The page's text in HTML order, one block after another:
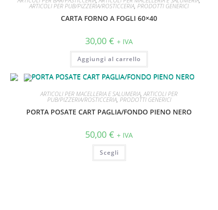
ARTICOLI PER PUB/PIZZERIA/ROSTICCERIA, PRODOTTI GENERICI
CARTA FORNO A FOGLI 60×40
30,00 € + IVA
Aggiungi al carrello
ARTICOLI PER MACELLERIA E SALUMERIA,ARTICOLI PER
PUB/PIZZERIA/ROSTICCERIA, PRODOTTI GENERICI
PORTA POSATE CART PAGLIA/FONDO PIENO NERO
50,00 € + IVA
Scegli